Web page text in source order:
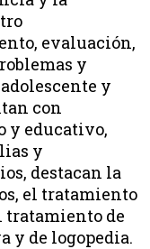
evaluación,
y
y
con
y educativo,
y
destacan la
el tratamiento
tratamiento de
y de logopedia.